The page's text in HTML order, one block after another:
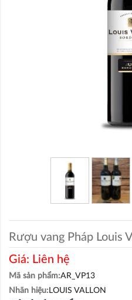
Rượu vang Pháp Louis
Giá: Liên hệ
Mã sản phẩm:AR_VP13
Nhãn hiệu: LOUIS VALLON